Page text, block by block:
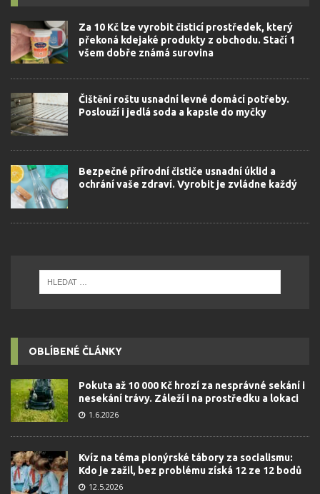
Za 10 Kč lze vyrobit čisticí prostředek, který
překoná kdejaké produkty z obchodu. Stačí 1
všem dobře známá surovina
Čištění roštu usnadní levné domácí potřeby.
Poslouží i jedlá soda a kapsle do myčky
Bezpečné přírodní čističe usnadní úklid a
ochrání vaše zdraví. Vyrobit je zvládne každý
OBLÍBENÉ ČLÁNKY
Pokuta až 10 000 Kč hrozí za nesprávné sekání i
nesekání trávy. Záleží i na prostředku a lokaci
1.6.2026
Kvíz na téma pionýrské tábory za socialismu:
Kdo je zažil, bez problému získá 12 ze 12 bodů
12.5.2026